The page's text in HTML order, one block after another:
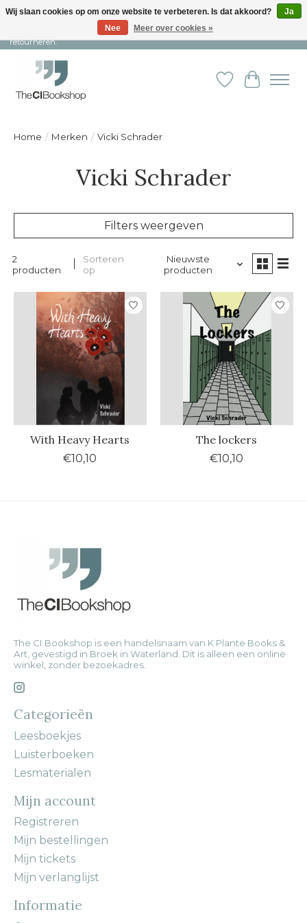
Snelle levering en persoonlijke service ︱ Niet goed? Geld terug! ︱ Gratis
retourneren.
Verlanglijst
Home / Merken / Vicki Schrader
Vicki Schrader
Filters weergeven
2
producten
Sorteren
op
Nieuwste
producten
With Heavy Hearts
€10,10
The lockers
€10,10
The CI Bookshop is een handelsnaam van K Plante Books &
Art, gevestigd in Broek in Waterland. Dit is alleen een online
winkel, zonder bezoekadres.
Categorieën
Leesboekjes
Luisterboeken
Lesmaterialen
Mijn account
Registreren
Mijn bestellingen
Mijn tickets
Mijn verlanglijst
Informatie
Wij slaan cookies op om onze website te verbeteren. Is dat akkoord?
Ja
Nee
Meer over cookies »